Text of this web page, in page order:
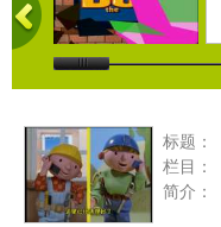
标题：
栏目：
简介：